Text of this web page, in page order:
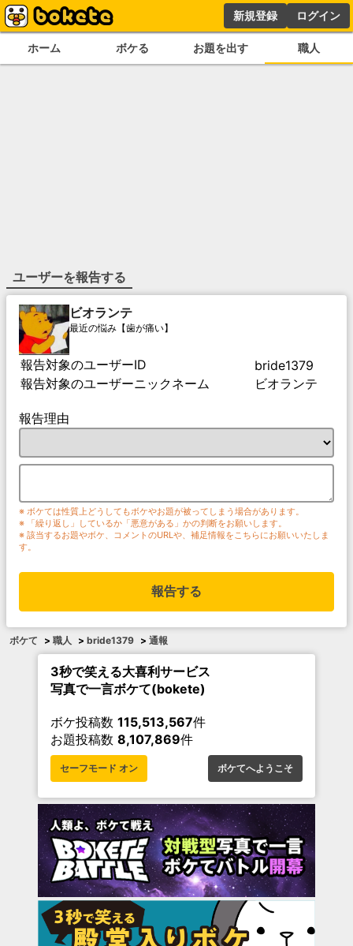
新規登録 ログイン
ホーム ボケる お題を出す 職人
ユーザーを報告する
ビオランテ
最近の悩み【歯が痛い】
報告対象のユーザーID
bride1379
報告対象のユーザーニックネーム
ビオランテ
報告理由
※ ボケては性質上どうしてもボケやお題が被ってしまう場合があります。
※ 「繰り返し」しているか「悪意がある」かの判断をお願いします。
※ 該当するお題やボケ、コメントのURLや、補足情報をこちらにお願いいたしま
す。
報告する
ボケて > 職人 > bride1379 > 通報
3秒で笑える大喜利サービス
写真で一言ボケて(bokete)
ボケ投稿数 115,513,567件
お題投稿数 8,107,869件
セーフモード オン ボケてへようこそ